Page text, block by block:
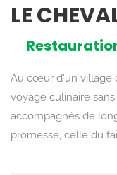
LE
Au cœur d'un village
voyage culinaire
accompagnés de
promesse, celle du